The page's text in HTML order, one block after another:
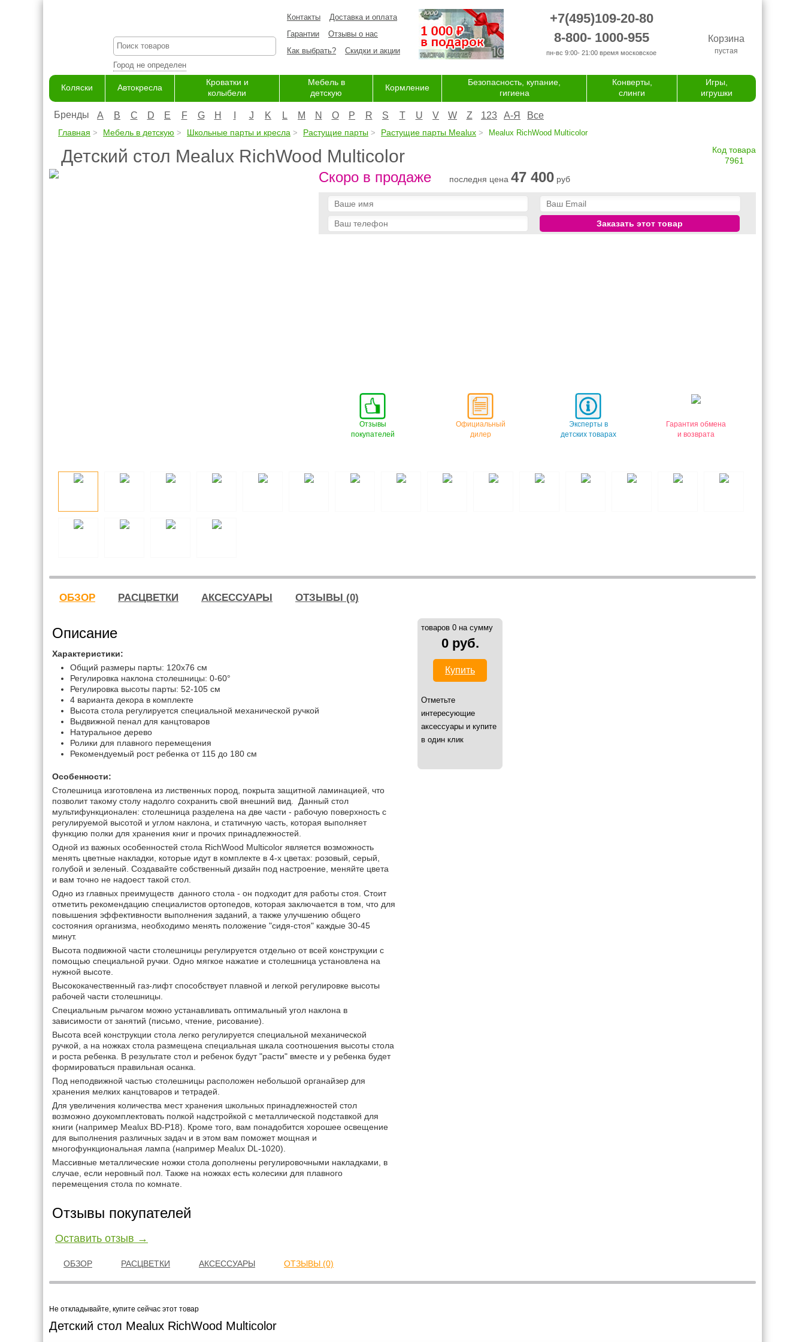
Город не определен
Контакты
Доставка и оплата
Гарантии
Отзывы о нас
Как выбрать?
Скидки и акции
+7(495)109-20-80
8-800- 1000-955
пн-вс 9:00- 21:00 время московское
Корзина
пустая
Коляски Автокресла
Кроватки и
колыбели
Мебель в
детскую
Кормление
Безопасность, купание,
гигиена
Конверты,
слинги
Игры,
игрушки
Бренды A B C D E F G H J K L M N O P R S T U V W Z 123 А-Я Все
Главная Мебель в детскую Школьные парты и кресла Растущие парты Растущие парты Mealux Mealux RichWood Multicolor
Детский стол Mealux RichWood Multicolor
Код товара
7961
Скоро в продаже последня цена 47 400 руб
Заказать этот товар
Отзывы
покупателей
Официальный
дилер
Эксперты в
детских товарах
Гарантия обмена
и возврата
ОБЗОР РАСЦВЕТКИ АКСЕССУАРЫ ОТЗЫВЫ (0)
Описание
Характеристики:
Общий размеры парты: 120x76 см
Регулировка наклона столешницы: 0-60°
Регулировка высоты парты: 52-105 см
4 варианта декора в комплекте
Высота стола регулируется специальной механической ручкой
Выдвижной пенал для канцтоваров
Натуральное дерево
Ролики для плавного перемещения
Рекомендуемый рост ребенка от 115 до 180 см
Особенности:
Столешница изготовлена из лиственных пород, покрыта защитной ламинацией, что
позволит такому столу надолго сохранить свой внешний вид. Данный стол
мультифункционален: столешница разделена на две части - рабочую поверхность с
регулируемой высотой и углом наклона, и статичную часть, которая выполняет
функцию полки для хранения книг и прочих принадлежностей.
Одной из важных особенностей стола RichWood Multicolor является возможность
менять цветные накладки, которые идут в комплекте в 4-х цветах: розовый, серый,
голубой и зеленый. Создавайте собственный дизайн под настроение, меняйте цвета
и вам точно не надоест такой стол.
Одно из главных преимуществ данного стола - он подходит для работы стоя. Стоит
отметить рекомендацию специалистов ортопедов, которая заключается в том, что для
повышения эффективности выполнения заданий, а также улучшению общего
состояния организма, необходимо менять положение "сидя-стоя" каждые 30-45
минут.
Высота подвижной части столешницы регулируется отдельно от всей конструкции с
помощью специальной ручки. Одно мягкое нажатие и столешница установлена на
нужной высоте.
Высококачественный газ-лифт способствует плавной и легкой регулировке высоты
рабочей части столешницы.
Специальным рычагом можно устанавливать оптимальный угол наклона в
зависимости от занятий (письмо, чтение, рисование).
Высота всей конструкции стола легко регулируется специальной механической
ручкой, а на ножках стола размещена специальная шкала соотношения высоты стола
и роста ребенка. В результате стол и ребенок будут "расти" вместе и у ребенка будет
формироваться правильная осанка.
Под неподвижной частью столешницы расположен небольшой органайзер для
хранения мелких канцтоваров и тетрадей.
Для увеличения количества мест хранения школьных принадлежностей стол
возможно доукомплектовать полкой надстройкой с металлической подставкой для
книги (например Mealux BD-P18). Кроме того, вам понадобится хорошее освещение
для выполнения различных задач и в этом вам поможет мощная и
многофункциональная лампа (например Mealux DL-1020).
Массивные металлические ножки стола дополнены регулировочными накладками, в
случае, если неровный пол. Также на ножках есть колесики для плавного
перемещения стола по комнате.
Отзывы покупателей
Оставить отзыв →
товаров 0 на сумму
0 руб.
Купить
Отметьте
интересующие
аксессуары и купите
в один клик
ОБЗОР РАСЦВЕТКИ АКСЕССУАРЫ ОТЗЫВЫ (0)
Не откладывайте, купите сейчас этот товар
Детский стол Mealux RichWood Multicolor